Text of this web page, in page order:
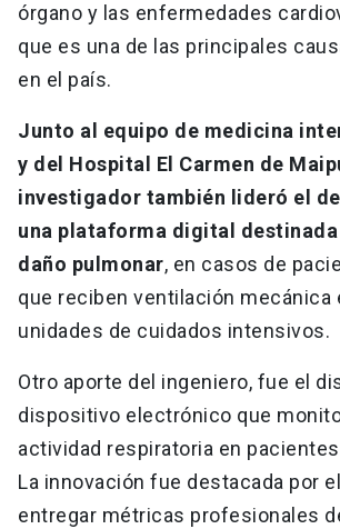
órgano y las enfermedades
que es una de las principales
en el país.
Junto al equipo de medicina
y del Hospital El Carmen de
investigador también lideró el
una plataforma digital destinada
daño pulmonar, en casos de
que reciben ventilación mecánica
unidades de cuidados intensivos.
Otro aporte del ingeniero, fue el
dispositivo electrónico que
actividad respiratoria en
La innovación fue destacada por
entregar métricas profesionales